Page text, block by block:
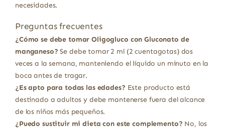
necesidades.
Preguntas frecuentes
¿Cómo se debe tomar Oligogluco con Gluconato de
manganeso? Se debe tomar 2 ml (2 cuentagotas) dos
veces a la semana, manteniendo el líquido un minuto en la
boca antes de tragar.
¿Es apto para todas las edades? Este producto está
destinado a adultos y debe mantenerse fuera del alcance
de los niños más pequeños.
¿Puedo sustituir mi dieta con este complemento? No, los